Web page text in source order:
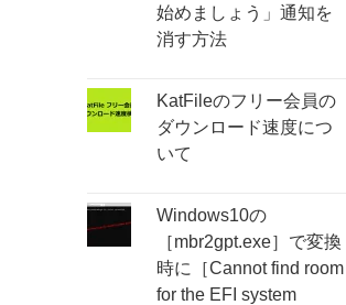
始めましょう」通知を
消す方法
KatFileのフリー会員の
ダウンロード速度につ
いて
Windows10の
［mbr2gpt.exe］で変換
時に［Cannot find room
for the EFI system